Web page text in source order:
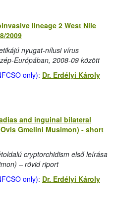
lineage 2 West Nile
2009
nyugat-nílusi vírus
Európában, 2008-09 között
only): Dr. Erdélyi Károly
and inguinal bilateral
Gmelini Musimon) - short
cryptorchidism első leírása
– rövid riport
only): Dr. Erdélyi Károly